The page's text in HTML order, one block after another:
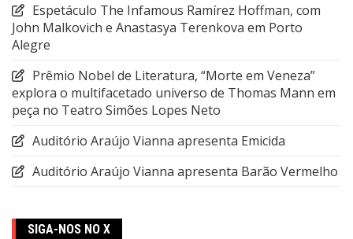
Espetáculo The Infamous Ramírez Hoffman, com
John Malkovich e Anastasya Terenkova em Porto
Alegre
Prêmio Nobel de Literatura, “Morte em Veneza”
explora o multifacetado universo de Thomas Mann em
peça no Teatro Simões Lopes Neto
Auditório Araújo Vianna apresenta Emicida
Auditório Araújo Vianna apresenta Barão Vermelho
SIGA-NOS NO X